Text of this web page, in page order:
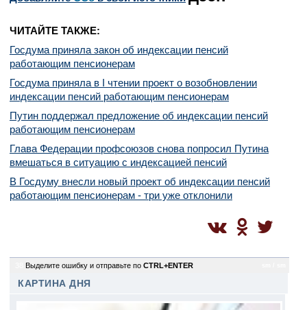
ЧИТАЙТЕ ТАКЖЕ:
Госдума приняла закон об индексации пенсий
работающим пенсионерам
Госдума приняла в I чтении проект о возобновлении
индексации пенсий работающим пенсионерам
Путин поддержал предложение об индексации пенсий
работающим пенсионерам
Глава Федерации профсоюзов снова попросил Путина
вмешаться в ситуацию с индексацией пенсий
В Госдуму внесли новый проект об индексации пенсий
работающим пенсионерам - три уже отклонили
Выделите ошибку и отправьте по CTRL+ENTER
КАРТИНА ДНЯ